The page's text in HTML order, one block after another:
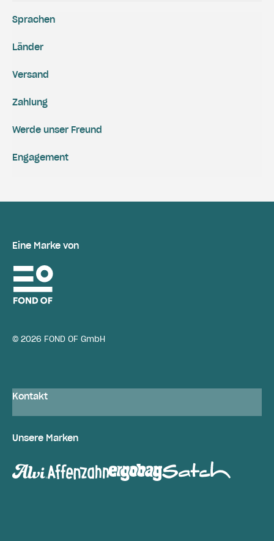
Versand
Zahlung
Engagement
Werde unser Freund
Sprachen
Länder
Eine Marke von
© 2026 FOND OF GmbH
Kontakt
Unsere Marken